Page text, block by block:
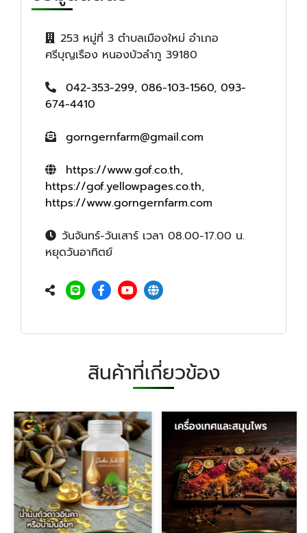
253 หมู่ที่ 3 ตำบลเมืองใหม่ อำเภอ
ศรีบุญเรือง หนองบัวลำภู 39180
042-353-299, 086-103-1560, 093-
674-4410
gorngernfarm@gmail.com
https://www.gof.co.th,
https://gof.yellowpages.co.th,
https://www.gorngernfarm.com
วันจันทร์-วันเสาร์ เวลา 08.00-17.00 น.
หยุดวันอาทิตย์
สินค้าที่เกี่ยวข้อง